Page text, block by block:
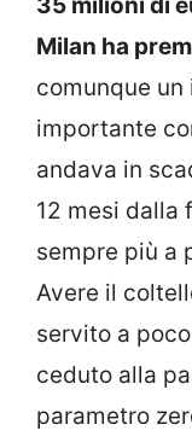
35 milioni di
Milan ha
comunque
importante
andava in
12 mesi dalla
sempre più a
Avere il
servito a
ceduto alla
parametro